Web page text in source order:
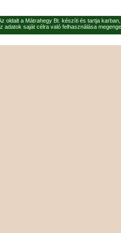
oldalt a Mátrahegy Bt. készíti és tartja
adatok saját célra való felhasználása